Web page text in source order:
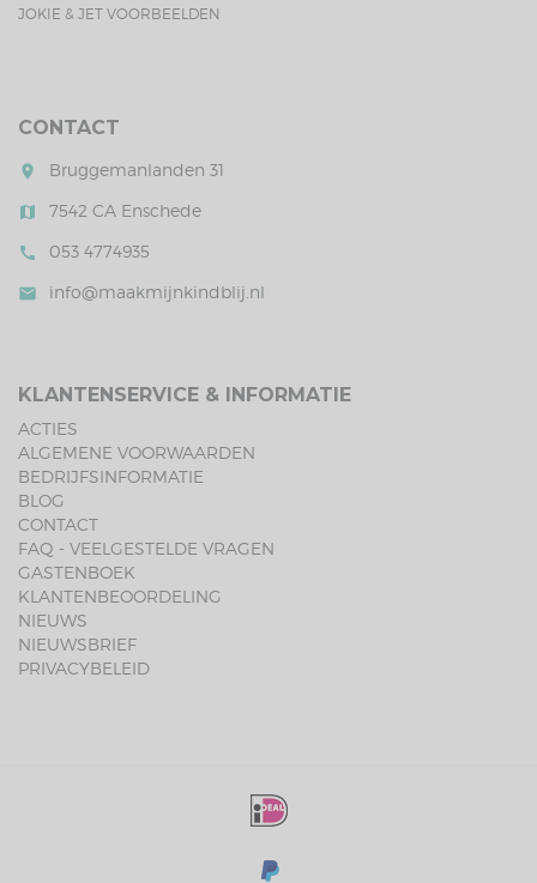
JOKIE & JET VOORBEELDEN
CONTACT
room Bruggemanlanden 31
map 7542 CA Enschede
call 053 4774935
mail info@maakmijnkindblij.nl
KLANTENSERVICE & INFORMATIE
ACTIES
ALGEMENE VOORWAARDEN
BEDRIJFSINFORMATIE
BLOG
CONTACT
FAQ - VEELGESTELDE VRAGEN
GASTENBOEK
KLANTENBEOORDELING
NIEUWS
NIEUWSBRIEF
PRIVACYBELEID